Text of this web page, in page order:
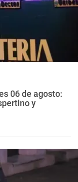
06 de agosto:
y